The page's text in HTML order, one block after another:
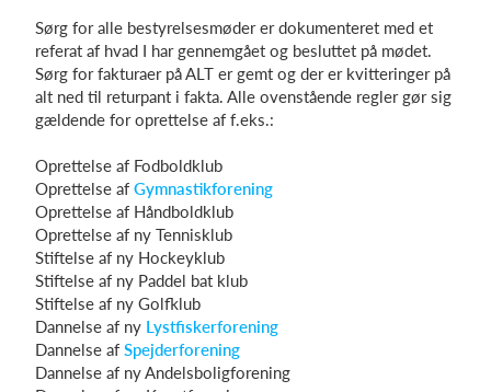
Sørg for alle bestyrelsesmøder er dokumenteret med et
referat af hvad I har gennemgået og besluttet på mødet.
Sørg for fakturaer på ALT er gemt og der er kvitteringer på
alt ned til returpant i fakta. Alle ovenstående regler gør sig
gældende for oprettelse af f.eks.:
Oprettelse af Fodboldklub
Oprettelse af Gymnastikforening
Oprettelse af Håndboldklub
Oprettelse af ny Tennisklub
Stiftelse af ny Hockeyklub
Stiftelse af ny Paddel bat klub
Stiftelse af ny Golfklub
Dannelse af ny Lystfiskerforening
Dannelse af Spejderforening
Dannelse af ny Andelsboligforening